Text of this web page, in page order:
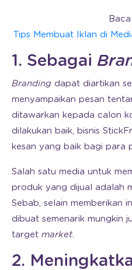
Tips Membuat Iklan di
1. Sebagai
Branding dapat diartikan
menyampaikan pesan
ditawarkan kepada calon
dilakukan baik, bisnis
kesan yang baik bagi para
Salah satu media untuk
produk yang dijual adalah
Sebab, selain memberikan
dibuat semenarik mungkin
target market.
2.